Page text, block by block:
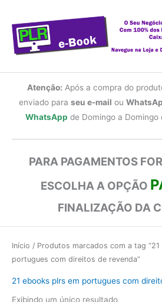
conteúdo
Atenção: Após a compra do
enviado para seu e-mail ou
WhatsApp de Domingo a
PARA PAGAMENTOS
ESCOLHA A OPÇÃO
FINALIZAÇÃO DA
Início / Produtos marcados com a tag
portugues com direitos de revenda”
21 ebooks plrs em portugues com
Exibindo um único resultado